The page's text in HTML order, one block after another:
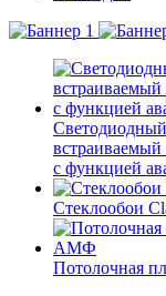
с функцией
Стеклообои
Потолочная